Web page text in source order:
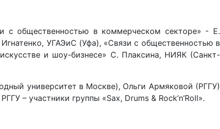
с общественностью в коммерческом секторе» - Е.
УГАЭиС (Уфа), «Связи с общественностью в
и шоу-бизнесе» С. Плаксина, НИЯК (Санкт-
университет в Москве), Ольги Армяковой (РГГУ)
– участники группы «Saх, Drums & Rock’n’Roll».